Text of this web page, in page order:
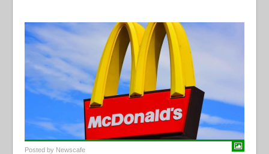
Posted by Newscafe